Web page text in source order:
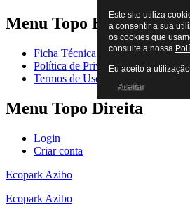
Menu Topo Esquerda
Ficha Técnica
Política de Privacidade
Termos de Uso
Menu Topo Direita
Login
Criar conta
Ecopark Azibo
Ecopark Azibo
Este site utiliza
a consentir a sua
os cookies que
consulte a nossa
Eu aceito a
Aceitar